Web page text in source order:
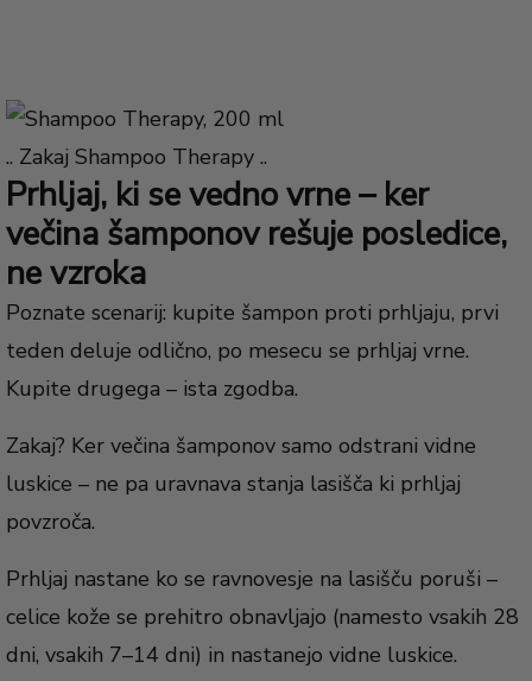
.. Zakaj Shampoo Therapy ..
Prhljaj, ki se vedno vrne – ker
večina šamponov rešuje posledice,
ne vzroka
Poznate scenarij: kupite šampon proti prhljaju, prvi
teden deluje odlično, po mesecu se prhljaj vrne.
Kupite drugega – ista zgodba.
Zakaj? Ker večina šamponov samo odstrani vidne
luskice – ne pa uravnava stanja lasišča ki prhljaj
povzroča.
Prhljaj nastane ko se ravnovesje na lasišču poruši –
celice kože se prehitro obnavljajo (namesto vsakih 28
dni, vsakih 7–14 dni) in nastanejo vidne luskice.